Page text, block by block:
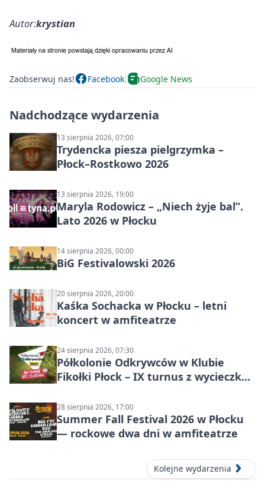
Autor:krystian
Zaobserwuj nas! Facebook Google News
Nadchodzące wydarzenia
13 sierpnia 2026, 07:00
Trydencka piesza pielgrzymka –
Płock–Rostkowo 2026
13 sierpnia 2026, 19:00
Maryla Rodowicz – „Niech żyje bal”.
Lato 2026 w Płocku
14 sierpnia 2026, 00:00
BiG Festivalowski 2026
20 sierpnia 2026, 20:00
Kaśka Sochacka w Płocku – letni
koncert w amfiteatrze
24 sierpnia 2026, 07:30
Półkolonie Odkrywców w Klubie
Fikołki Płock – IX turnus z wycieczką
28 sierpnia 2026, 17:00
Summer Fall Festival 2026 w Płocku
— rockowe dwa dni w amfiteatrze
Kolejne wydarzenia